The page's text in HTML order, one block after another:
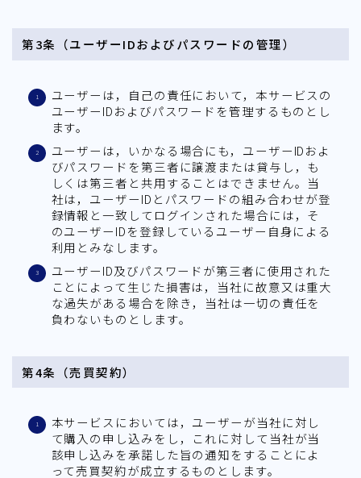
第3条（ユーザーIDおよびパスワードの管理）
ユーザーは，自己の責任において，本サービスの
ユーザーIDおよびパスワードを管理するものとし
ます。
ユーザーは，いかなる場合にも，ユーザーIDおよ
びパスワードを第三者に譲渡または貸与し，も
しくは第三者と共用することはできません。当
社は，ユーザーIDとパスワードの組み合わせが登
録情報と一致してログインされた場合には，そ
のユーザーIDを登録しているユーザー自身による
利用とみなします。
ユーザーID及びパスワードが第三者に使用された
ことによって生じた損害は，当社に故意又は重大
な過失がある場合を除き，当社は一切の責任を
負わないものとします。
第4条（売買契約）
本サービスにおいては，ユーザーが当社に対し
て購入の申し込みをし，これに対して当社が当
該申し込みを承諾した旨の通知をすることによ
って売買契約が成立するものとします。